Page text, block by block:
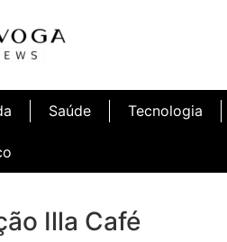
Saúde Tecnologia
Illa Café